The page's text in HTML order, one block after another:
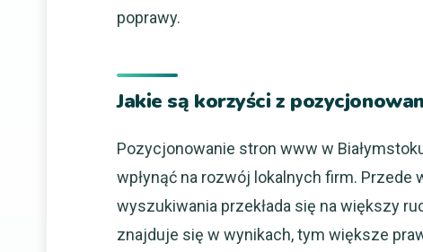
poprawy.
Jakie są korzyści z
Pozycjonowanie stron www w
wpłynąć na rozwój lokalnych firm.
wyszukiwania przekłada się na większy
znajduje się w wynikach, tym większe